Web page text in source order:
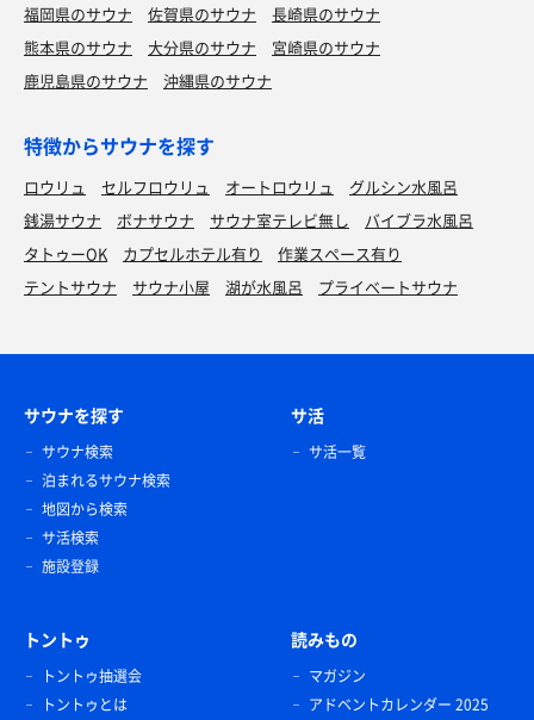
福岡県のサウナ 佐賀県のサウナ
長崎県のサウナ
熊本県のサウナ
大分県のサウナ
宮崎県のサウナ
鹿児島県のサウナ
沖縄県のサウナ
特徴からサウナを探す
ロウリュ セルフロウリュ オートロウリュ
グルシン水風呂
銭湯サウナ
ボナサウナ サウナ室テレビ無し
バイブラ水風呂
タトゥーOK
カプセルホテル有り
作業スペース有り
テントサウナ
サウナ小屋 湖が水風呂 プライベートサウナ
サウナを探す
サウナ検索
泊まれるサウナ検索
地図から検索
サ活検索
施設登録
サ活
サ活一覧
トントゥ
トントゥ抽選会
トントゥとは
読みもの
マガジン
アドベントカレンダー 2025